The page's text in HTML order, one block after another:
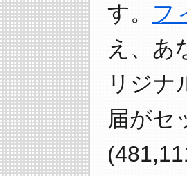
す。 フ
え、あ
リジナ
届がセ